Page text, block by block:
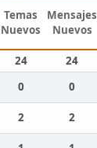
Temas
Nuevos
Mensajes
Nuevos
24 24
0 0
2 2